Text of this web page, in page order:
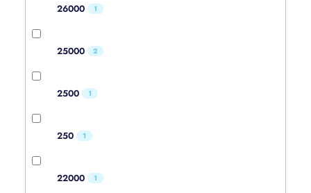
26000 1
25000 2
2500 1
250 1
22000 1